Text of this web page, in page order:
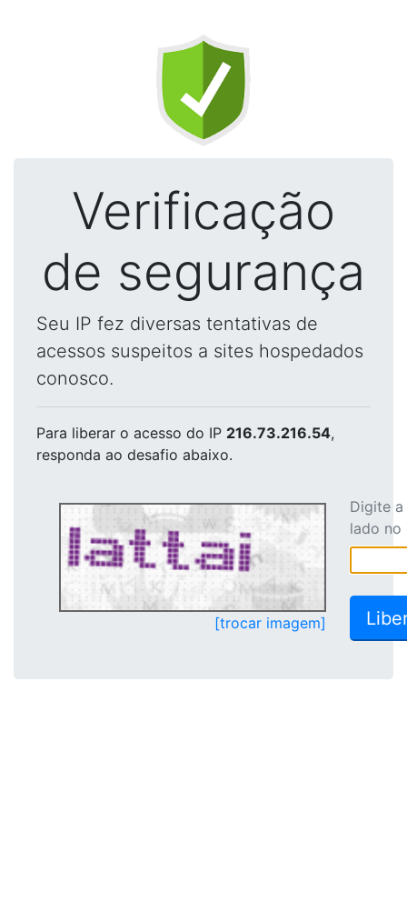
Verificação
de segurança
Seu IP fez diversas tentativas de
acessos suspeitos a sites hospedados
conosco.
Para liberar o acesso do IP 216.73.216.54,
responda ao desafio abaixo.
[trocar imagem]
Digite
lado no